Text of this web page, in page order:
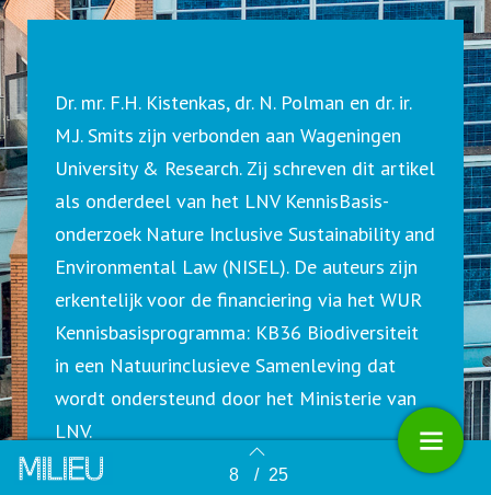
Terug naar overzicht 8 / 25
Dr. mr. F.H. Kistenkas, dr. N. Polman en dr. ir.
M.J. Smits zijn verbonden aan Wageningen
University & Research. Zij schreven dit artikel
als onderdeel van het LNV KennisBasis-
onderzoek Nature Inclusive Sustainability and
Environmental Law (NISEL). De auteurs zijn
erkentelijk voor de financiering via het WUR
Kennisbasisprogramma: KB36 Biodiversiteit
in een Natuurinclusieve Samenleving dat
wordt ondersteund door het Ministerie van
LNV.